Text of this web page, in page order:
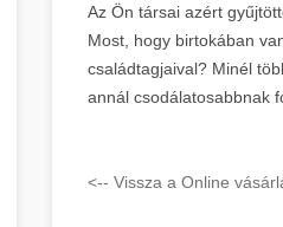
Az Ön társai azért
Most, hogy birtokában
családtagjaival? Minél
annál csodálatosabbnak
<-- Vissza a Online